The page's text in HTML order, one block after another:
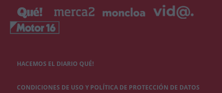
HACEMOS EL DIARIO QUÉ!
CONDICIONES DE USO Y POLÍTICA DE PROTECCIÓN DE DATOS